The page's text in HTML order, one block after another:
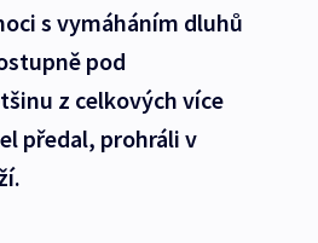
s vymáháním dluhů
pod
z celkových více
předal, prohráli v